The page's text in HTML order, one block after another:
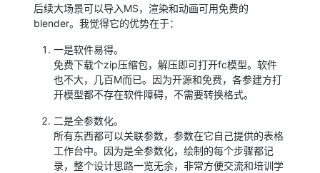
后续大场景可以导入MS，渲染和动画可用免费的
blender。我觉得它的优势在于：
一是软件易得。
免费下载个zip压缩包，解压即可打开fc模型。软件
也不大，几百M而已。因为开源和免费，各参建方打
开模型都不存在软件障碍，不需要转换格式。
二是全参数化。
所有东西都可以关联参数，参数在它自己提供的表格
工作台中。因为是全参数化，绘制的每个步骤都记
录，整个设计思路一览无余，非常方便交流和培训学